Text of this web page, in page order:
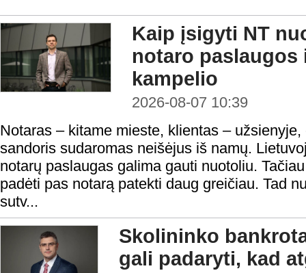
Kaip įsigyti NT
notaro
kampelio
2026-08-07 10:39
Notaras – kitame mieste, klientas –
sandoris sudaromas neišėjus iš namų.
notarų paslaugas galima gauti nuotoliu.
padėti pas notarą patekti daug greičiau. Tad
sutv...
Skolininko
gali padaryti, kad